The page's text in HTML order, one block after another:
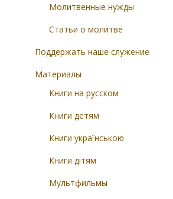
Молитвенные нужды
Статьи о молитве
Поддержать наше служение
Материалы
Книги на русском
Книги детям
Книги українською
Книги дітям
Мультфильмы